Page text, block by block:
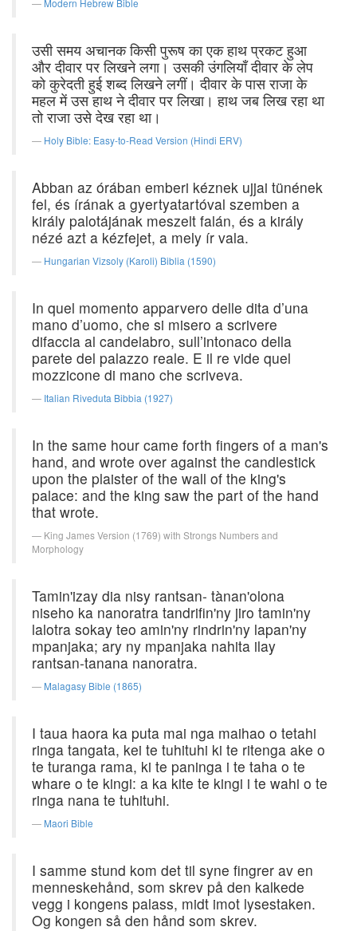
Modern Hebrew Bible
उसी समय अचानक किसी पुरूष का एक हाथ प्रकट हुआ
और दीवार पर लिखने लगा। उसकी उंगलियाँ दीवार के लेप
को कुरेदती हुई शब्द लिखने लगीं। दीवार के पास राजा के
महल में उस हाथ ने दीवार पर लिखा। हाथ जब लिख रहा था
तो राजा उसे देख रहा था।
Holy Bible: Easy-to-Read Version (Hindi ERV)
Abban az órában emberi kéznek ujjai tünének
fel, és írának a gyertyatartóval szemben a
király palotájának meszelt falán, és a király
nézé azt a kézfejet, a mely ír vala.
Hungarian Vizsoly (Karoli) Biblia (1590)
In quel momento apparvero delle dita d’una
mano d’uomo, che si misero a scrivere
difaccia al candelabro, sull’intonaco della
parete del palazzo reale. E il re vide quel
mozzicone di mano che scriveva.
Italian Riveduta Bibbia (1927)
In the same hour came forth fingers of a man's
hand, and wrote over against the candlestick
upon the plaister of the wall of the king's
palace: and the king saw the part of the hand
that wrote.
King James Version (1769) with Strongs Numbers and
Morphology
Tamin'izay dia nisy rantsan- tànan'olona
niseho ka nanoratra tandrifin'ny jiro tamin'ny
lalotra sokay teo amin'ny rindrin'ny lapan'ny
mpanjaka; ary ny mpanjaka nahita ilay
rantsan-tanana nanoratra.
Malagasy Bible (1865)
I taua haora ka puta mai nga maihao o tetahi
ringa tangata, kei te tuhituhi ki te ritenga ake o
te turanga rama, ki te paninga i te taha o te
whare o te kingi: a ka kite te kingi i te wahi o te
ringa nana te tuhituhi.
Maori Bible
I samme stund kom det til syne fingrer av en
menneskehånd, som skrev på den kalkede
vegg i kongens palass, midt imot lysestaken.
Og kongen så den hånd som skrev.